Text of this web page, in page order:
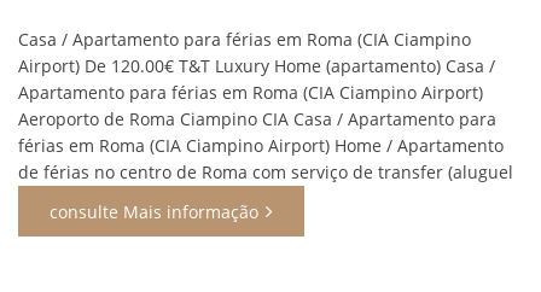
Casa / Apartamento para férias em Roma (CIA Ciampino
Airport) De 120.00€ T&T Luxury Home (apartamento) Casa /
Apartamento para férias em Roma (CIA Ciampino Airport)
Aeroporto de Roma Ciampino CIA Casa / Apartamento para
férias em Roma (CIA Ciampino Airport) Home / Apartamento
de férias no centro de Roma com serviço de transfer (aluguel
consulte Mais informação